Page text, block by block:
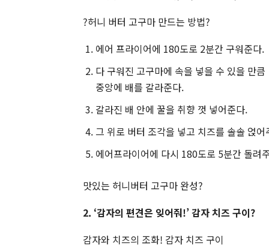
?허니 버터 고구마 만드는 방법?
에어 프라이어에 180도로 2분간 구워준다.
다 구워진 고구마에 속을 넣을 수 있을 만큼
중앙에 배를 갈라준다.
갈라진 배 안에 꿀을 취향 껏 넣어준다.
그 위로 버터 조각을 넣고 치즈를 솔솔 얹어
에어프라이어에 다시 180도로 5분간 돌려
맛있는 허니버터 고구마 완성?
2. ‘감자의 편견은 잊어줘!’ 감자 치즈 구이?
감자와 치즈의 조화! 감자 치즈 구이